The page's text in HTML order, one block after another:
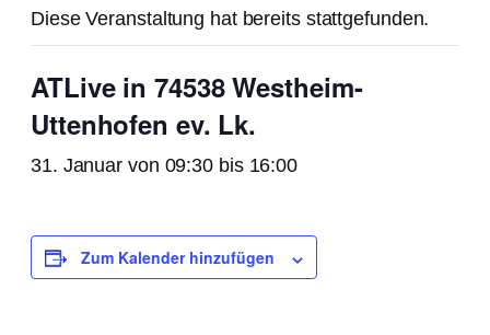
Diese Veranstaltung hat bereits stattgefunden.
ATLive in 74538 Westheim-
Uttenhofen ev. Lk.
31. Januar von 09:30 bis 16:00
Zum Kalender hinzufügen